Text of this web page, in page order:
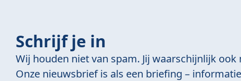
Schrijf je in
Wij houden niet van spam. Jij waarschijnlijk ook
Onze nieuwsbrief is als een briefing –